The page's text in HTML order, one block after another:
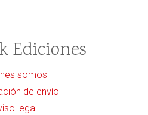
Ediciones
somos
de envío
legal